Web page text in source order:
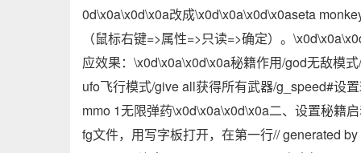
0d\x0a\x0d\x0a改成\x0d\x0a\x0d\x0aseta
（鼠标右键=>属性=>只读=>确定）。
应效果：\x0d\x0a\x0d\x0a秘籍作用/god无敌模
ufo飞行模式/give all获得所有武器/g_speed#设
mmo 1无限弹药\x0d\x0a\x0d\x0a二、设置秘籍
fg文件，用写字板打开，在第一行// generated